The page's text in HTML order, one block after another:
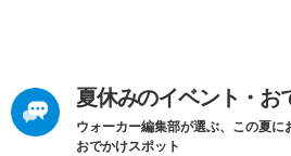
夏休みのイベント・お
ウォーカー編集部が選ぶ、この夏に
おでかけスポット